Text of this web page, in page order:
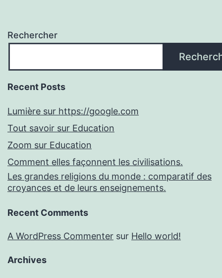
Rechercher
Recent Posts
Lumière sur https://google.com
Tout savoir sur Education
Zoom sur Education
Comment elles façonnent les civilisations.
Les grandes religions du monde : comparatif des
croyances et de leurs enseignements.
Recent Comments
A WordPress Commenter sur Hello world!
Archives